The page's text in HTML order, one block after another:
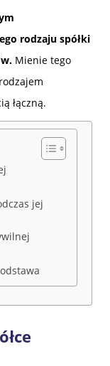
rodzaju spółki
Mienie tego
łączną.
jej